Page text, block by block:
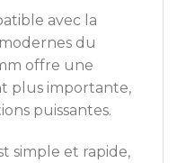
avec la
du
offre une
plus importante,
puissantes.
simple et rapide,